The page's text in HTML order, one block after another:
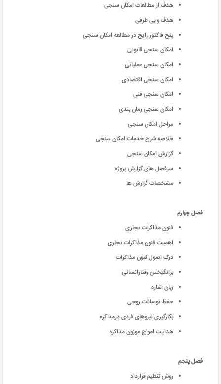
هدف از مطالعات امکان سنجی
هدف و بی طرفی
پنج فاکتور رایج در مطالعه امکان سنجی
امکان سنجی قانونی
امکان سنجی عملیاتی
امکان سنجی اقتصادی
امکان سنجی فنی
امکان سنجی زمان بندی
مراحل امکان سنجی
خلاصه شرح خدمات امکان سنجی
گزارش امکان سنجی
سرفصل های گزارش پروژه
مشخصات گزارش ها
فصل چهارم
فنون مذاکرات تجاری
اهمیت فنون مذاکرات تجاری
درک اصول فنون مذاکرات
برانگیختن رفتارانسانی
زبان اشاره
حفظ نوسانات روحی
بکارگیری نیروهای فردی درمذاکره
هدایت امواج موزون مذاکره
فصل پنجم
روش تنظیم قرارداد